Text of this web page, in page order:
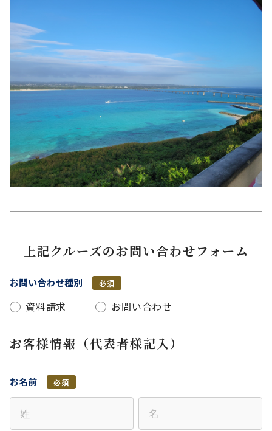
上記クルーズのお問い合わせフォーム
お問い合わせ種別 必須
資料請求 お問い合わせ
お客様情報（代表者様記入）
お名前 必須